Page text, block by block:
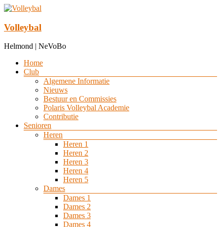
Ga
de
inhoud
Volleybal
Helmond | NeVoBo
Menu
Home
Club
Algemene Informatie
Nieuws
Bestuur en Commissies
Polaris Volleybal Academie
Contributie
Senioren
Heren
Heren 1
Heren 2
Heren 3
Heren 4
Heren 5
Dames
Dames 1
Dames 2
Dames 3
Dames 4